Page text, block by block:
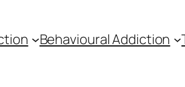
Behavioural Addiction